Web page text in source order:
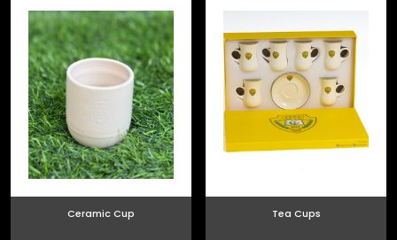
Tea Cups
Ceramic Cup